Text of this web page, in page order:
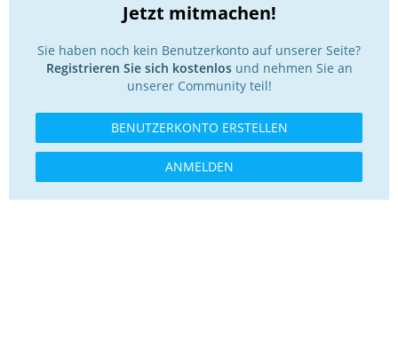
Jetzt mitmachen!
Sie haben noch kein Benutzerkonto auf unserer Seite?
Registrieren Sie sich kostenlosund nehmen Sie an
unserer Community teil!
BENUTZERKONTO ERSTELLEN
ANMELDEN